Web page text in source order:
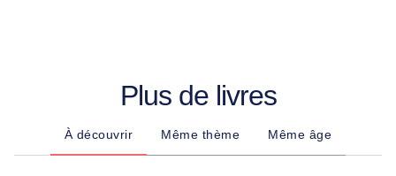
Plus de livres
À découvrir Même thème Même âge